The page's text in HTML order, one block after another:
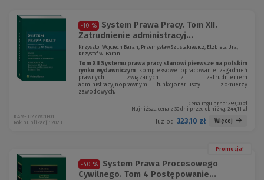
-10 %
System Prawa Pracy. Tom XII.
Zatrudnienie administracyj...
Krzysztof Wojciech Baran, Przemysław Szustakiewicz, Elżbieta Ura,
Krzystof W. Baran
Tom XII Systemu prawa pracy stanowi pierwsze na polskim
rynku wydawniczym kompleksowe opracowanie zagadnień
prawnych związanych z zatrudnieniem
administracyjnoprawnym funkcjonariuszy i żołnierzy
zawodowych.
Cena regularna: 359,00 zł
Najniższa cena z 30 dni przed obniżką: 244,11 zł
Już od: 323,10 zł Więcej
KAM-3327 W01P01
Rok publikacji: 2023
Promocja!
-40 %
System Prawa Procesowego
Cywilnego. Tom 4 Postępowanie...